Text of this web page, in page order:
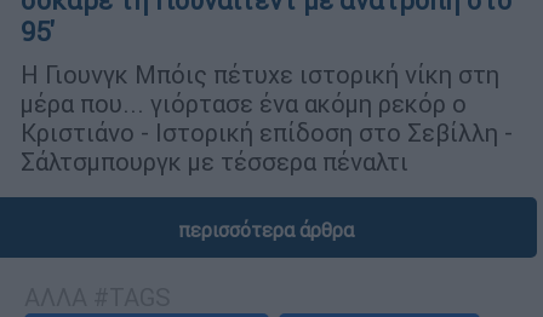
95'
Η Γιουνγκ Μπόις πέτυχε ιστορική νίκη στη
μέρα που... γιόρτασε ένα ακόμη ρεκόρ ο
Κριστιάνο - Ιστορική επίδοση στο Σεβίλλη -
Σάλτσμπουργκ με τέσσερα πέναλτι
περισσότερα άρθρα